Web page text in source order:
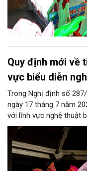
Quy định mới về
vực biểu diễn
Trong Nghị định số
ngày 17 tháng 7 năm
với lĩnh vực nghệ thuật
cụ thể hóa minh bạch
ứng tính đặc thù của
phẩm.